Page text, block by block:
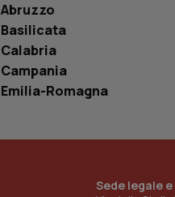
Abruzzo
Basilicata
Calabria
Campania
Emilia-Romagna
Sede legale
named-enable